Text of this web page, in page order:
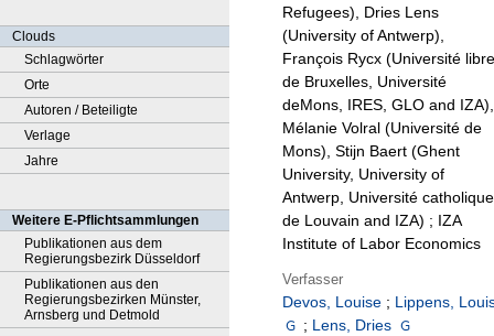
Clouds
Schlagwörter
Orte
Autoren / Beteiligte
Verlage
Jahre
Weitere E-Pflichtsammlungen
Publikationen aus dem
Regierungsbezirk Düsseldorf
Publikationen aus den
Regierungsbezirken Münster,
Arnsberg und Detmold
Refugees), Dries Lens
(University of Antwerp),
François Rycx (Université libre
de Bruxelles, Université
deMons, IRES, GLO and IZA),
Mélanie Volral (Université de
Mons), Stijn Baert (Ghent
University, University of
Antwerp, Université catholique
de Louvain and IZA) ; IZA
Institute of Labor Economics
Verfasser
Devos, Louise ; Lippens,
; Lens, Dries